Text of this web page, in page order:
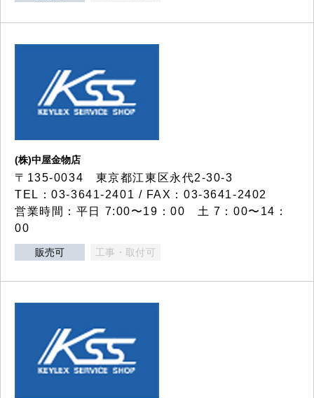
(株)中屋金物店
〒135-0034 東京都江東区永代2-30-3
TEL：03-3641-2401 / FAX：03-3641-2402
営業時間：平日 7:00〜19：00 土 7：00〜14：
00
販売可 工事・取付可